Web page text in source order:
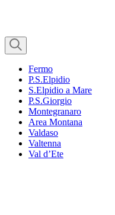
Fermo
P.S.Elpidio
S.Elpidio a Mare
P.S.Giorgio
Montegranaro
Area Montana
Valdaso
Valtenna
Val d’Ete